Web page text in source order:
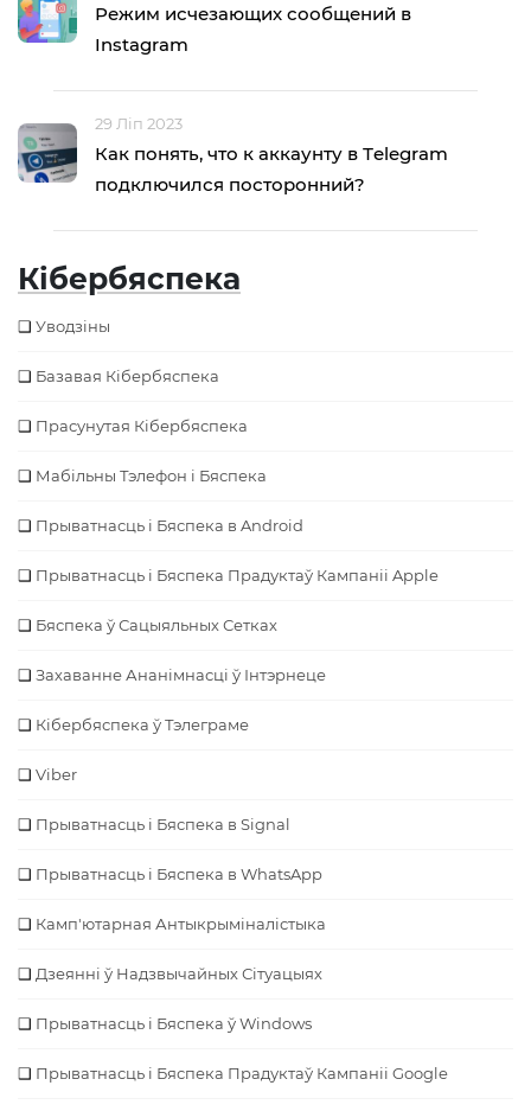
Режим исчезающих сообщений в
Instagram
29 Ліп 2023
Как понять, что к аккаунту в Тelegram
подключился посторонний?
Кібербяспека
Уводзіны
Базавая Кібербяспека
Прасунутая Кібербяспека
Мабільны Тэлефон і Бяспека
Прыватнасць і Бяспека в Android
Прыватнасць і Бяспека Прадуктаў Кампаніі Apple
Бяспека ў Сацыяльных Сетках
Захаванне Ананімнасці ў Інтэрнеце
Кібербяспека ў Тэлеграме
Viber
Прыватнасць і Бяспека в Signal
Прыватнасць і Бяспека в WhatsApp
Камп'ютарная Антыкрыміналістыка
Дзеянні ў Надзвычайных Сітуацыях
Прыватнасць і Бяспека ў Windows
Прыватнасць і Бяспека Прадуктаў Кампаніі Google